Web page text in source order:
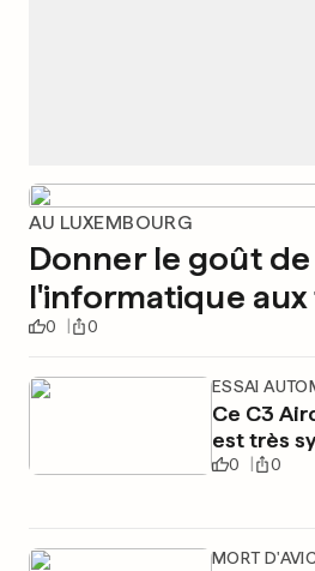
AU LUXEMBOURG
Donner le goût de
l'informatique aux
0 0
ESSAI
Ce C3
est très
0 0
MORT